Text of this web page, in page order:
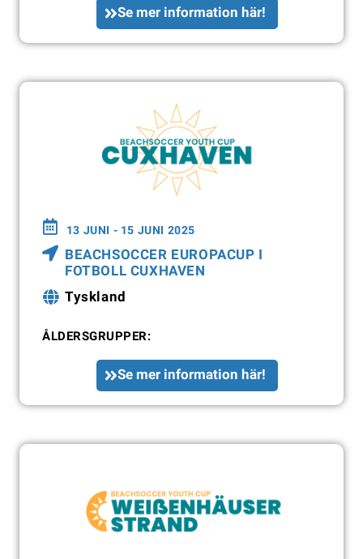
Se mer information här!
13 JUNI - 15 JUNI 2025
BEACHSOCCER EUROPACUP I
FOTBOLL CUXHAVEN
Tyskland
ÅLDERSGRUPPER:
Se mer information här!